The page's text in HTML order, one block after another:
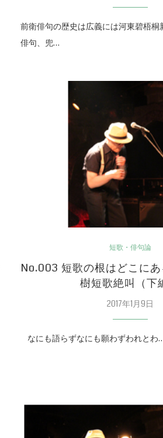
前衛俳句の歴史は広義には河東碧梧
俳句、兜…
短歌・俳句論
No.003 短歌の根はどこに
樹短歌絶叫（下
2017年1月9日
なにも語らずなにも願わずわれとわ